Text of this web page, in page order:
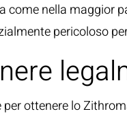
come nella maggior
pericoloso
ottenere lo